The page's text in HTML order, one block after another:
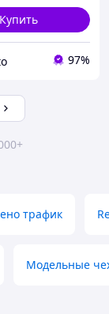
Купить
97%
трафик
Модельные